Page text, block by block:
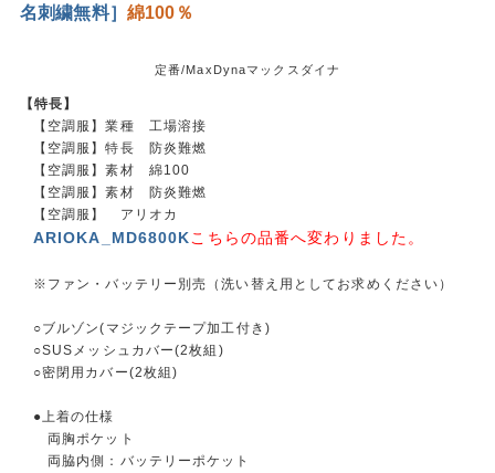
名刺繍無料］ 綿100％
定番/MaxDynaマックスダイナ
【特長】
【空調服】業種 工場溶接
【空調服】特長 防炎難燃
【空調服】素材 綿100
【空調服】素材 防炎難燃
【空調服】 アリオカ
ARIOKA_MD6800Kこちらの品番へ変わりました。
※ファン・バッテリー別売（洗い替え用としてお求めください）
○ブルゾン(マジックテープ加工付き)
○SUSメッシュカバー(2枚組)
○密閉用カバー(2枚組)
●上着の仕様
両胸ポケット
両脇内側：バッテリーポケット